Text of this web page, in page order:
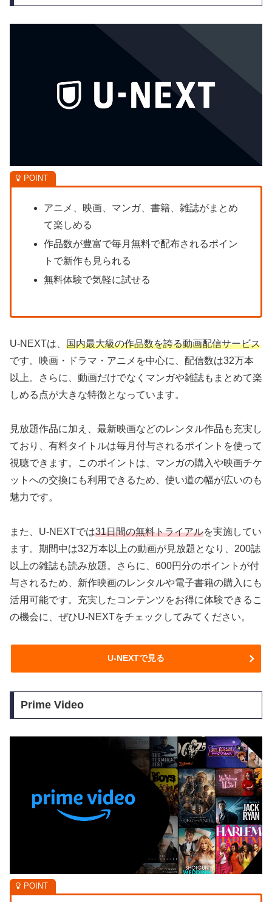
アニメ、映画、マンガ、書籍、雑誌がまとめ
て楽しめる
作品数が豊富で毎月無料で配布されるポイン
トで新作も見られる
無料体験で気軽に試せる
U-NEXTは、 国内最大級の作品数を誇る動画配信サービス
です。映画・ドラマ・アニメを中心に、配信数は32万本
以上。さらに、動画だけでなくマンガや雑誌もまとめて楽
しめる点が大きな特徴となっています。
見放題作品に加え、最新映画などのレンタル作品も充実し
ており、有料タイトルは毎月付与されるポイントを使って
視聴できます。このポイントは、マンガの購入や映画チケ
ットへの交換にも利用できるため、使い道の幅が広いのも
魅力です。
また、U-NEXTでは31日間の無料トライアルを実施してい
ます。期間中は32万本以上の動画が見放題となり、200誌
以上の雑誌も読み放題。さらに、600円分のポイントが付
与されるため、新作映画のレンタルや電子書籍の購入にも
活用可能です。充実したコンテンツをお得に体験できるこ
の機会に、ぜひU-NEXTをチェックしてみてください。
U-NEXTで見る
Prime Video